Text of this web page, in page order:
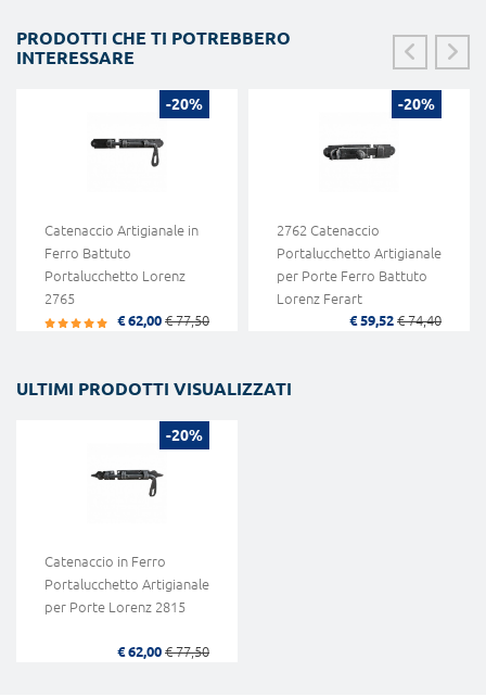
PRODOTTI CHE TI POTREBBERO
INTERESSARE
-20%
Catenaccio Artigianale in
Ferro Battuto
Portalucchetto Lorenz
2765
€ 62,00 € 77,50
-20%
2762 Catenaccio
Portalucchetto Artigianale
per Porte Ferro Battuto
Lorenz Ferart
€ 59,52 € 74,40
ULTIMI PRODOTTI VISUALIZZATI
-20%
Catenaccio in Ferro
Portalucchetto Artigianale
per Porte Lorenz 2815
€ 62,00 € 77,50